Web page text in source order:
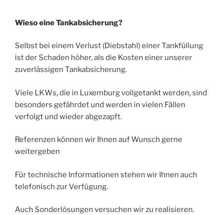
Wieso eine Tankabsicherung?
Selbst bei einem Verlust (Diebstahl) einer Tankfüllung
ist der Schaden höher, als die Kosten einer unserer
zuverlässigen Tankabsicherung.
Viele LKWs, die in Luxemburg vollgetankt werden, sind
besonders gefährdet und werden in vielen Fällen
verfolgt und wieder abgezapft.
Referenzen können wir Ihnen auf Wunsch gerne
weitergeben
Für technische Informationen stehen wir Ihnen auch
telefonisch zur Verfügung.
Auch Sonderlösungen versuchen wir zu realisieren.